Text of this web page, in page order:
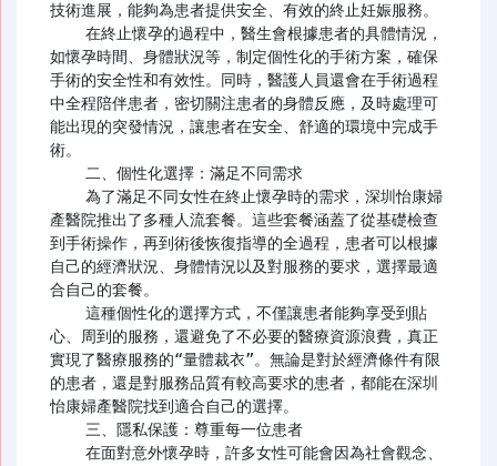
技術進展，能夠為患者提供安全、有效的終止妊娠服務。
如懷孕時間、身體狀況等，制定個性化的手術方案，確保
手術的安全性和有效性。同時，醫護人員還會在手術過程
中全程陪伴患者，密切關注患者的身體反應，及時處理可
能出現的突發情況，讓患者在安全、舒適的環境中完成手
術。
產醫院推出了多種人流套餐。這些套餐涵蓋了從基礎檢查
到手術操作，再到術後恢復指導的全過程，患者可以根據
自己的經濟狀況、身體情況以及對服務的要求，選擇最適
合自己的套餐。
心、周到的服務，還避免了不必要的醫療資源浪費，真正
實現了醫療服務的“量體裁衣”。無論是對於經濟條件有限
的患者，還是對服務品質有較高要求的患者，都能在深圳
怡康婦產醫院找到適合自己的選擇。